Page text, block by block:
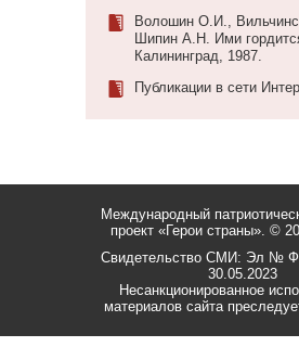
Волошин О.И.,
Шипин А.Н. Ими
Калининград, 1987.
Публикации в сети
Международный
проект «Герои страны». ©
Свидетельство СМИ: Эл №
30.05.2023
Несанкционированное
материалов сайта